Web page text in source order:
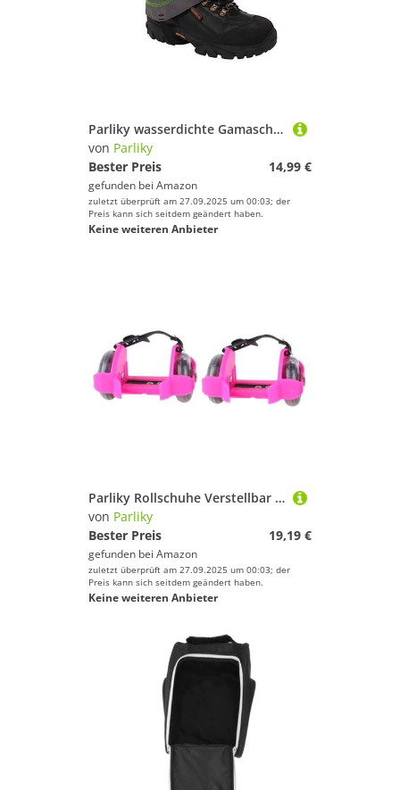
Parliky wasserdichte Gamaschen Für Outdoor-aktivitäten Leicht Und Winddicht Schützen Schuhe Und Hosen Vor Regen Schnee Schlamm Und Stroh Mit Gummiband Für Festen Sitz Zum Wandern Spazieren
von Parliky
Bester Preis
14,99 €
gefunden bei Amazon
zuletzt überprüft am 27.09.2025 um 00:03; der
Preis kann sich seitdem geändert haben.
Keine weiteren Anbieter
Parliky Rollschuhe Verstellbar mit Led-lichtern Robuste Outdoor Sportschuhe für Jungen und Mädchen Langlebige Skate Roller mit Bequemen Verstellbaren Riemen als
von Parliky
Bester Preis
19,19 €
gefunden bei Amazon
zuletzt überprüft am 27.09.2025 um 00:03; der
Preis kann sich seitdem geändert haben.
Keine weiteren Anbieter